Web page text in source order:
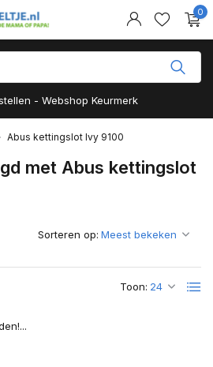
0
- Webshop Keurmerk
Abus kettingslot Ivy 9100
met Abus kettingslot
Toon:
Sorteren op: